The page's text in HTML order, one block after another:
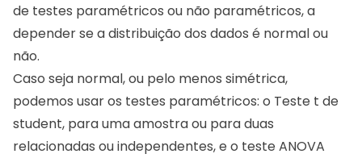
de testes paramétricos ou não paramétricos, a
depender se a distribuição dos dados é normal ou
não.
Caso seja normal, ou pelo menos simétrica,
podemos usar os testes paramétricos: o Teste t de
student, para uma amostra ou para duas
relacionadas ou independentes, e o teste ANOVA